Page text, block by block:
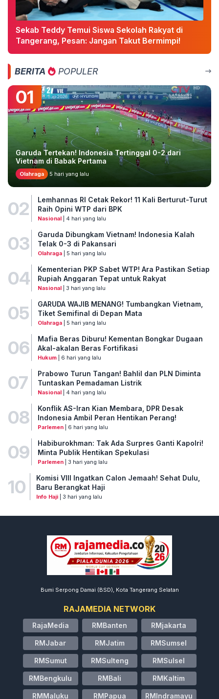
Sekab Teddy Temui Siswa Sekolah Rakyat di
Tangerang, Pesan: Jangan Takut Bermimpi!
BERITA POPULER
01
Garuda Tertekan! Indonesia Tertinggal 0-2 dari
Vietnam di Babak Pertama
Olahraga 5 hari yang lalu
02
Lemhannas RI Cetak Rekor! 11 Kali Berturut-Turut
Raih Opini WTP dari BPK
Nasional| 4 hari yang lalu
03
Garuda Dibungkam Vietnam! Indonesia Kalah
Telak 0-3 di Pakansari
Olahraga| 5 hari yang lalu
04
Kementerian PKP Sabet WTP! Ara Pastikan Setiap
Rupiah Anggaran Tepat untuk Rakyat
Nasional| 3 hari yang lalu
05
GARUDA WAJIB MENANG! Tumbangkan Vietnam,
Tiket Semifinal di Depan Mata
Olahraga| 5 hari yang lalu
06
Mafia Beras Diburu! Kementan Bongkar Dugaan
Akal-akalan Beras Fortifikasi
Hukum| 6 hari yang lalu
07
Prabowo Turun Tangan! Bahlil dan PLN Diminta
Tuntaskan Pemadaman Listrik
Nasional| 4 hari yang lalu
08
Konflik AS-Iran Kian Membara, DPR Desak
Indonesia Ambil Peran Hentikan Perang!
Parlemen| 6 hari yang lalu
09
Habiburokhman: Tak Ada Surpres Ganti Kapolri!
Minta Publik Hentikan Spekulasi
Parlemen| 3 hari yang lalu
10
Komisi VIII Ingatkan Calon Jemaah! Sehat Dulu,
Baru Berangkat Haji
Info Haji| 3 hari yang lalu
Bumi Serpong Damai (BSD), Kota Tangerang Selatan
RAJAMEDIA NETWORK
RajaMedia RMBanten RMjakarta
RMJabar RMJatim RMSumsel
RMSumut RMSulteng RMSulsel
RMBengkulu RMBali RMKaltim
RMMaluku RMPapua RMIndramayu